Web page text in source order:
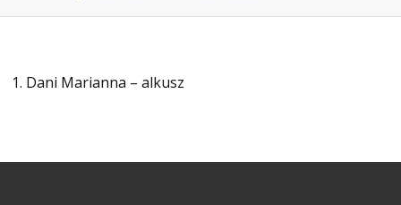
1. Dani Marianna – alkusz